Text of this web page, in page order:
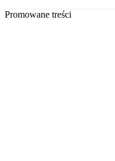
Promowane treści